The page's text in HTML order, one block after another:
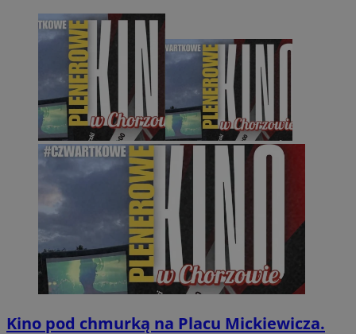
Kino pod chmurką na Placu Mickiewicza.